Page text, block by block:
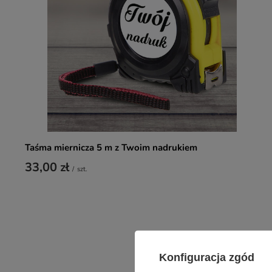
Taśma miernicza 5 m z Twoim nadrukiem
33,00 zł / szt.
Konfiguracja zgód